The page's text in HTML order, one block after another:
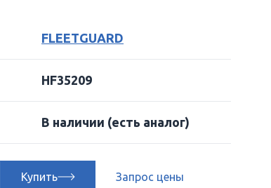
FLEETGUARD
HF35209
В наличии (есть аналог)
Купить Запрос цены